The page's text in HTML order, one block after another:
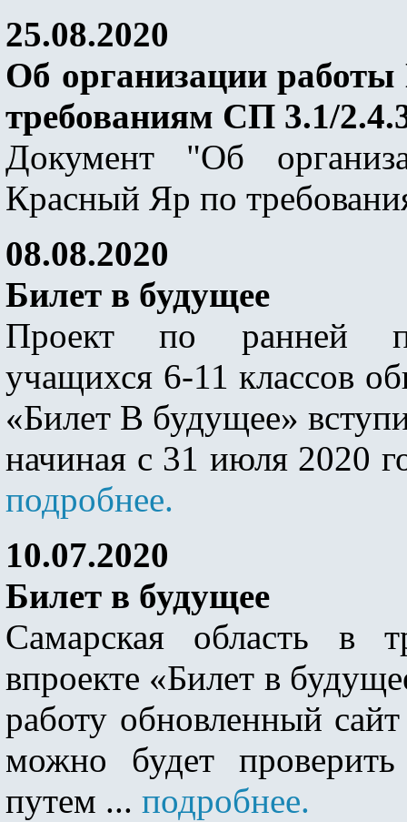
25.08.2020
Об организации
требованиям СП 3.1/
Документ "Об
Красный Яр по
08.08.2020
Билет в будущее
Проект по ранней
учащихся 6-11 классов
«Билет B будущее»
начиная c 31 июля 2020
подробнее.
10.07.2020
Билет в будущее
Самарская область в
впроекте «Билет в
работу обновленный
можно будет
путем ... подробнее.